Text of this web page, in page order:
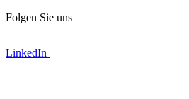
Folgen Sie uns
LinkedIn